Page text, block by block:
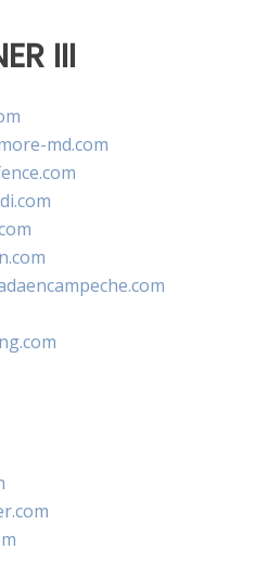
III
md.com